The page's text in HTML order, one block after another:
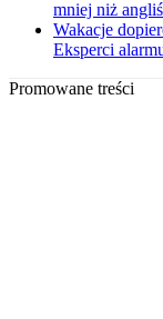
mniej niż
Wakacje
Eksperci
Promowane treści